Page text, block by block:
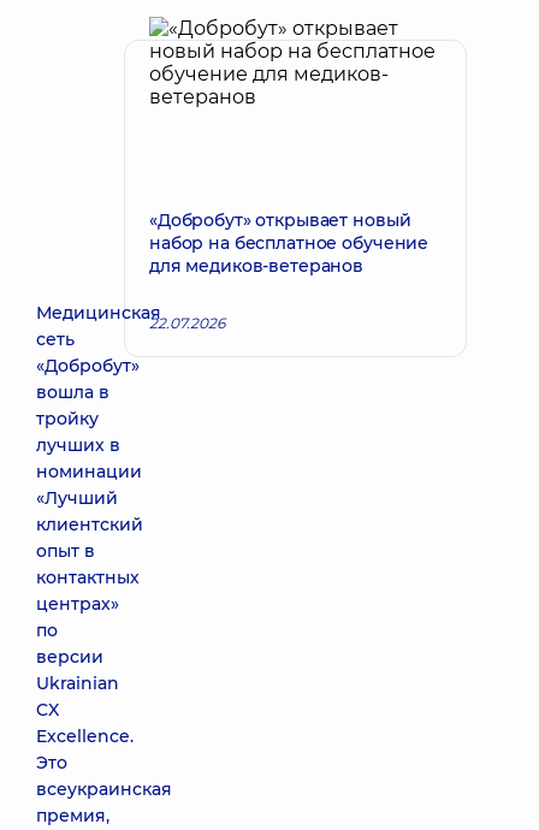
Медицинская
сеть
«Добробут»
вошла в
тройку
лучших в
номинации
«Лучший
клиентский
опыт в
контактных
центрах»
по
версии
Ukrainian
CX
Excellence.
Это
всеукраинская
премия,
«Добробут» открывает новый
набор на бесплатное обучение
для медиков-ветеранов
22.07.2026